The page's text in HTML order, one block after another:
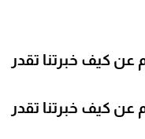
عن كيف خبرتنا تقدر
عن كيف خبرتنا تقدر